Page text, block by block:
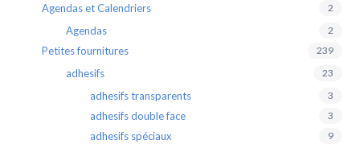
Agendas et Calendriers 2
Agendas 2
Petites fournitures 239
adhesifs 23
adhesifs transparents 3
adhesifs double face 3
adhesifs spéciaux 9